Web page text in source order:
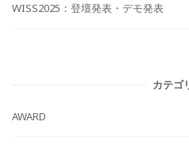
WISS2025：登壇発表・デモ発表
カテゴ
AWARD